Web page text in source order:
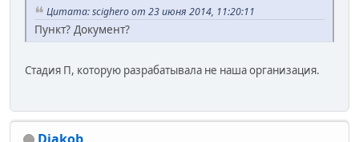
Цитата: scighero от 23 июня 2014, 11:20:11
Пункт? Документ?
Стадия П, которую разрабатывала не наша организация.